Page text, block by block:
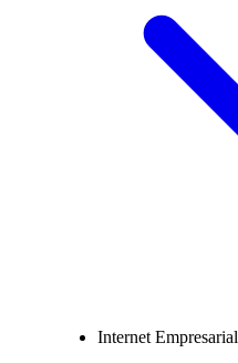
Internet Empresarial